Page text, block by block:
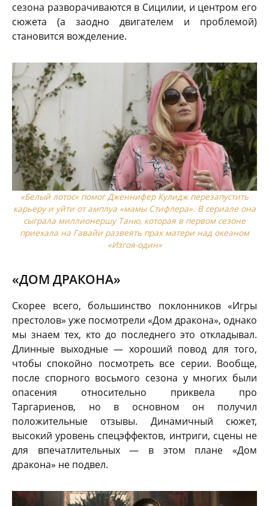
сезона разворачиваются в Сицилии, и центром его
сюжета (а заодно двигателем и проблемой)
становится вожделение.
«Белый лотос» помог Дженнифер Кулидж перезапустить
карьеру и уйти от амплуа «мамы Стифлера». В сериале она
сыграла миллионершу Таню, которая в первом сезоне
приехала на Гавайи развеять прах матери над океаном
«Изгоя-один»
«ДОМ ДРАКОНА»
Скорее всего, большинство поклонников «Игры
престолов» уже посмотрели «Дом дракона», однако
мы знаем тех, кто до последнего это откладывал.
Длинные выходные — хороший повод для того,
чтобы спокойно посмотреть все серии. Вообще,
после спорного восьмого сезона у многих были
опасения относительно приквела про
Таргариенов, но в основном он получил
положительные отзывы. Динамичный сюжет,
высокий уровень спецэффектов, интриги, сцены не
для впечатлительных — в этом плане «Дом
дракона» не подвел.